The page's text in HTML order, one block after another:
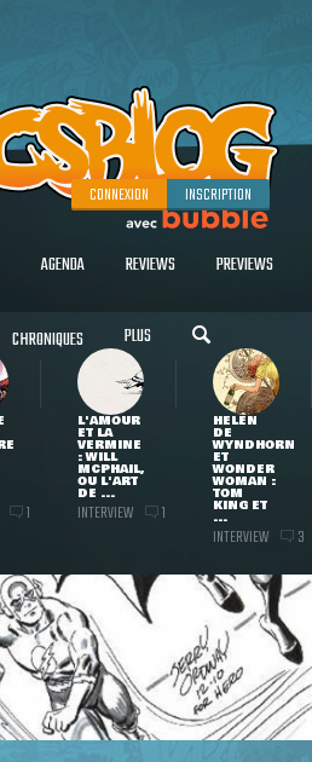
CONNEXION INSCRIPTION
AGENDA REVIEWS PREVIEWS
CHRONIQUES PLUS
1
L'AMOUR
ET LA
VERMINE
: WILL
MCPHAIL,
OU L'ART
DE ...
INTERVIEW 1
HELEN
DE
WYNDHORN
ET
WONDER
WOMAN :
TOM
KING ET
...
INTERVIEW 3